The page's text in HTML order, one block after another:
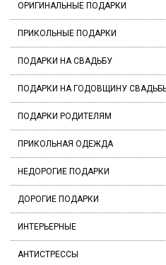
ОРИГИНАЛЬНЫЕ ПОДАРКИ
ПРИКОЛЬНЫЕ ПОДАРКИ
ПОДАРКИ НА СВАДЬБУ
ПОДАРКИ НА ГОДОВЩИНУ
ПОДАРКИ РОДИТЕЛЯМ
ПРИКОЛЬНАЯ ОДЕЖДА
НЕДОРОГИЕ ПОДАРКИ
ДОРОГИЕ ПОДАРКИ
ИНТЕРЬЕРНЫЕ
АНТИСТРЕССЫ